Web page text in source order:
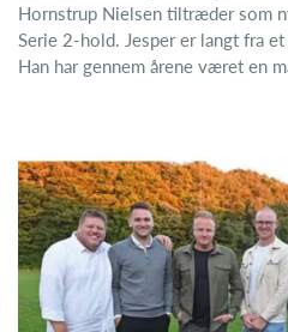
Hornstrup Nielsen tiltræder som
Serie 2-hold. Jesper er langt fra
Han har gennem årene været en